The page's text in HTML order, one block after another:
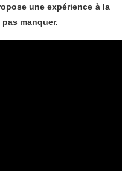
une expérience à la
manquer.